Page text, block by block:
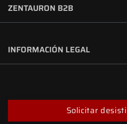
ZENTAURON B2B
INFORMACIÓN LEGAL
Solicitar